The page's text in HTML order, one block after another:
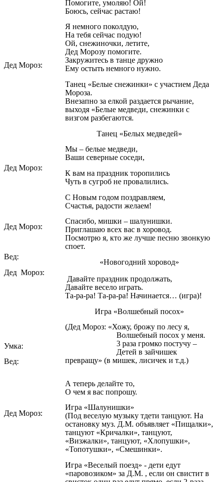
Дед Мороз:
Дед Мороз:
Дед Мороз:
Вед:
Дед Мороз:
Умка:
Вед:
Дед Мороз:
Помогите, умоляю! Ой!
Боюсь, сейчас растаю!
Я немного поколдую,
На тебя сейчас подую!
Ой, снежиночки, летите,
Дед Морозу помогите.
Закружитесь в танце дружно
Ему остыть немного нужно.
Танец «Белые снежинки» с участием Деда
Мороза.
Внезапно за елкой раздается рычание,
выходя «Белые медведи, снежинки с
визгом разбегаются.
Танец «Белых медведей»
Мы – белые медведи,
Ваши северные соседи,
К вам на праздник торопились
Чуть в сугроб не провалились.
С Новым годом поздравляем,
Счастья, радости желаем!
Спасибо, мишки – шалунишки.
Приглашаю всех вас в хоровод.
Посмотрю я, кто же лучше песню звонкую
споет.
«Новогодний хоровод»
Давайте праздник продолжать,
Давайте весело играть.
Та-ра-ра! Та-ра-ра! Начинается… (игра)!
Игра «Волшебный посох»
(Дед Мороз: «Хожу, брожу по лесу я,
Волшебный посох у меня.
3 раза громко постучу –
Детей в зайчишек
превращу» (в мишек, лисичек и т.д.)
А теперь делайте то,
О чем я вас попрошу.
Игра «Шалунишки»
(Под веселую музыку тдети танцуют. На
остановку муз. Д.М. объявляет «Пищалки»,
танцуют «Кричалки», танцуют,
«Визжалки», танцуют, «Хлопушки»,
«Топотушки», «Смешинки».
Игра «Веселый поезд» - дети едут
«паровозиком» за Д.М. , если он свистит в